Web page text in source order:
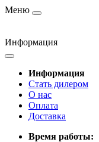
Меню
Информация
Информация
Стать дилером
О нас
Оплата
Доставка
Время работы: